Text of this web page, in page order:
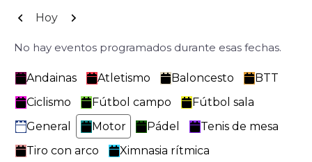
Anterior
Hoy Siguiente
No hay eventos programados durante esas fechas.
Categorías
Andainas Atletismo Baloncesto
BTT
Ciclismo
Fútbol campo
Fútbol sala
General
Motor Pádel
Tenis de mesa
Tiro con arco
Ximnasia rítmica